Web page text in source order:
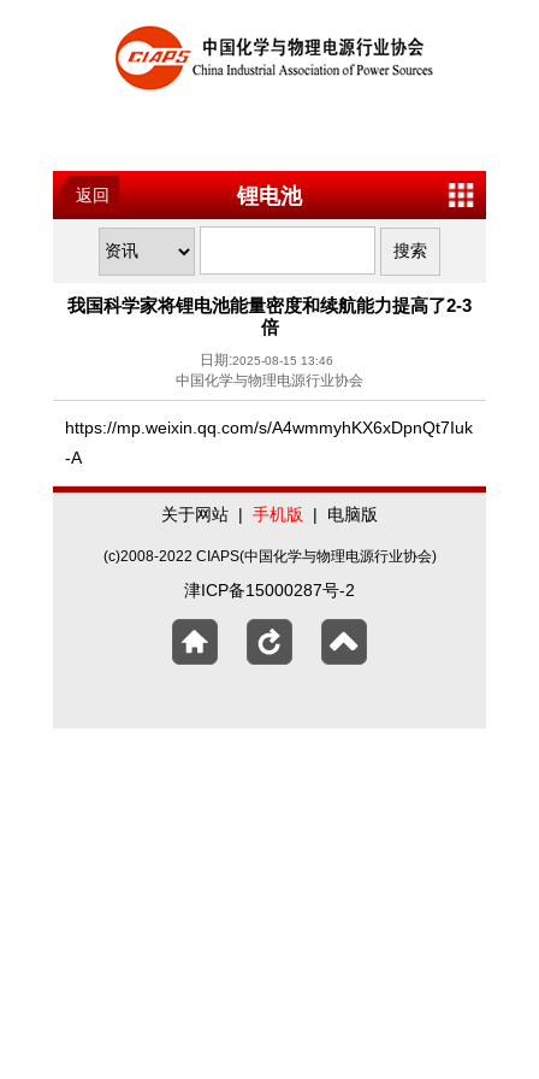
返回 锂电池
我国科学家将锂电池能量密度和续航能力提高了2-3
倍
日期:2025-08-15 13:46
中国化学与物理电源行业协会
https://mp.weixin.qq.com/s/A4wmmyhKX6xDpnQt7Iuk
-A
关于网站 | 手机版 | 电脑版
(c)2008-2022 CIAPS(中国化学与物理电源行业协会)
津ICP备15000287号-2